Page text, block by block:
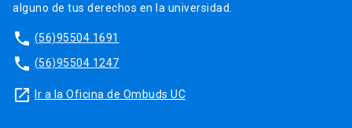
alguno de tus derechos en la universidad.
phone (56)95504 1691
phone (56)95504 1247
launch Ir a la Oficina de Ombuds UC